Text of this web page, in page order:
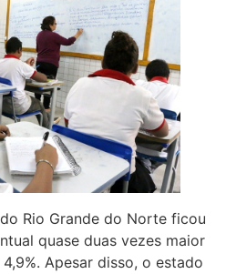
Rio Grande do Norte ficou
quase duas vezes maior
Apesar disso, o estado